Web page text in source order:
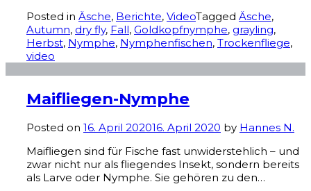
Posted in Äsche, Berichte, VideoTagged Äsche,
Autumn, dry fly, Fall, Goldkopfnymphe, grayling,
Herbst, Nymphe, Nymphenfischen, Trockenfliege,
video
Maifliegen-Nymphe
Posted on 16. April 202016. April 2020 by Hannes N.
Maifliegen sind für Fische fast unwiderstehlich – und
zwar nicht nur als fliegendes Insekt, sondern bereits
als Larve oder Nymphe. Sie gehören zu den…